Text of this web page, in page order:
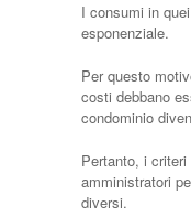
I consumi in
esponenziale.
Per questo
costi debbano
condominio
Pertanto, i
amministratori
diversi.